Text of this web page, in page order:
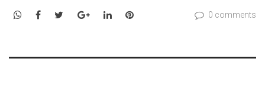
WhatsApp
Facebook
TwitterGoogle+LinkedInPinterest 0 comments